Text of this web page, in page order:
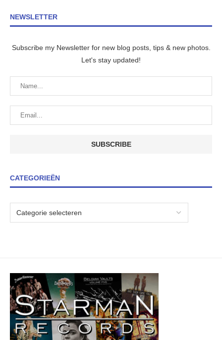
NEWSLETTER
Subscribe my Newsletter for new blog posts, tips & new photos.
Let's stay updated!
CATEGORIEËN